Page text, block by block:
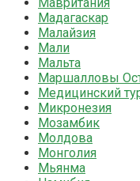
Мадагаскар
Малайзия
Мали
Мальта
Маршалловы
Медицинский
Микронезия
Мозамбик
Молдова
Монголия
Мьянма